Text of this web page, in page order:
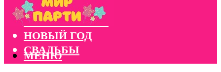
КОНКУРСЫ
КОРПОРАТИВЫ
НОВЫЙ ГОД
СВАДЬБЫ
МЕНЮ